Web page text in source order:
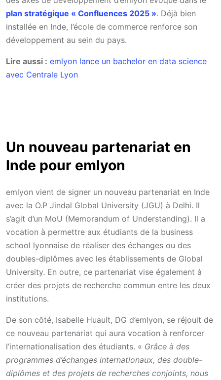
plan stratégique « Confluences 2025 ». Déjà bien
installée en Inde, l’école de commerce renforce son
développement au sein du pays.
Lire aussi : emlyon lance un bachelor en data science
avec Centrale Lyon
Un nouveau partenariat en
Inde pour emlyon
emlyon vient de signer un nouveau partenariat en Inde
avec la O.P Jindal Global University (JGU) à Delhi. Il
s’agit d’un MoU (Memorandum of Understanding). Il a
vocation à permettre aux étudiants de la business
school lyonnaise de réaliser des échanges ou des
doubles-diplômes avec les établissements de Global
University. En outre, ce partenariat vise également à
créer des projets de recherche commun entre les deux
institutions.
De son côté, Isabelle Huault, DG d’emlyon, se réjouit de
ce nouveau partenariat qui aura vocation à renforcer
l’internationalisation des étudiants. « Grâce à des
programmes d’échanges internationaux, des double-
diplômes et des projets de recherches conjoints, nous